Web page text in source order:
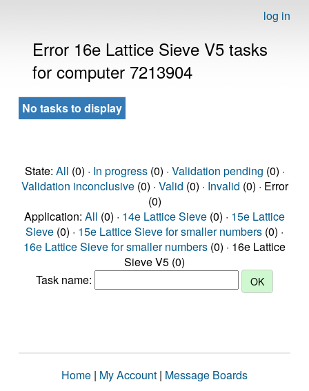
log in
Error 16e Lattice Sieve V5 tasks
for computer 7213904
No tasks to display
State: All (0) · In progress(0) · Validation pending (0) ·
Validation inconclusive(0) · Valid (0) · Invalid (0) · Error
(0)
Application: All (0) · 14e Lattice Sieve (0) · 15e Lattice
Sieve (0) · 15e Lattice Sieve for smaller numbers (0) ·
16e Lattice Sieve for smaller numbers (0) · 16e Lattice
Sieve V5 (0)
Task name:
Home | My Account | Message Boards